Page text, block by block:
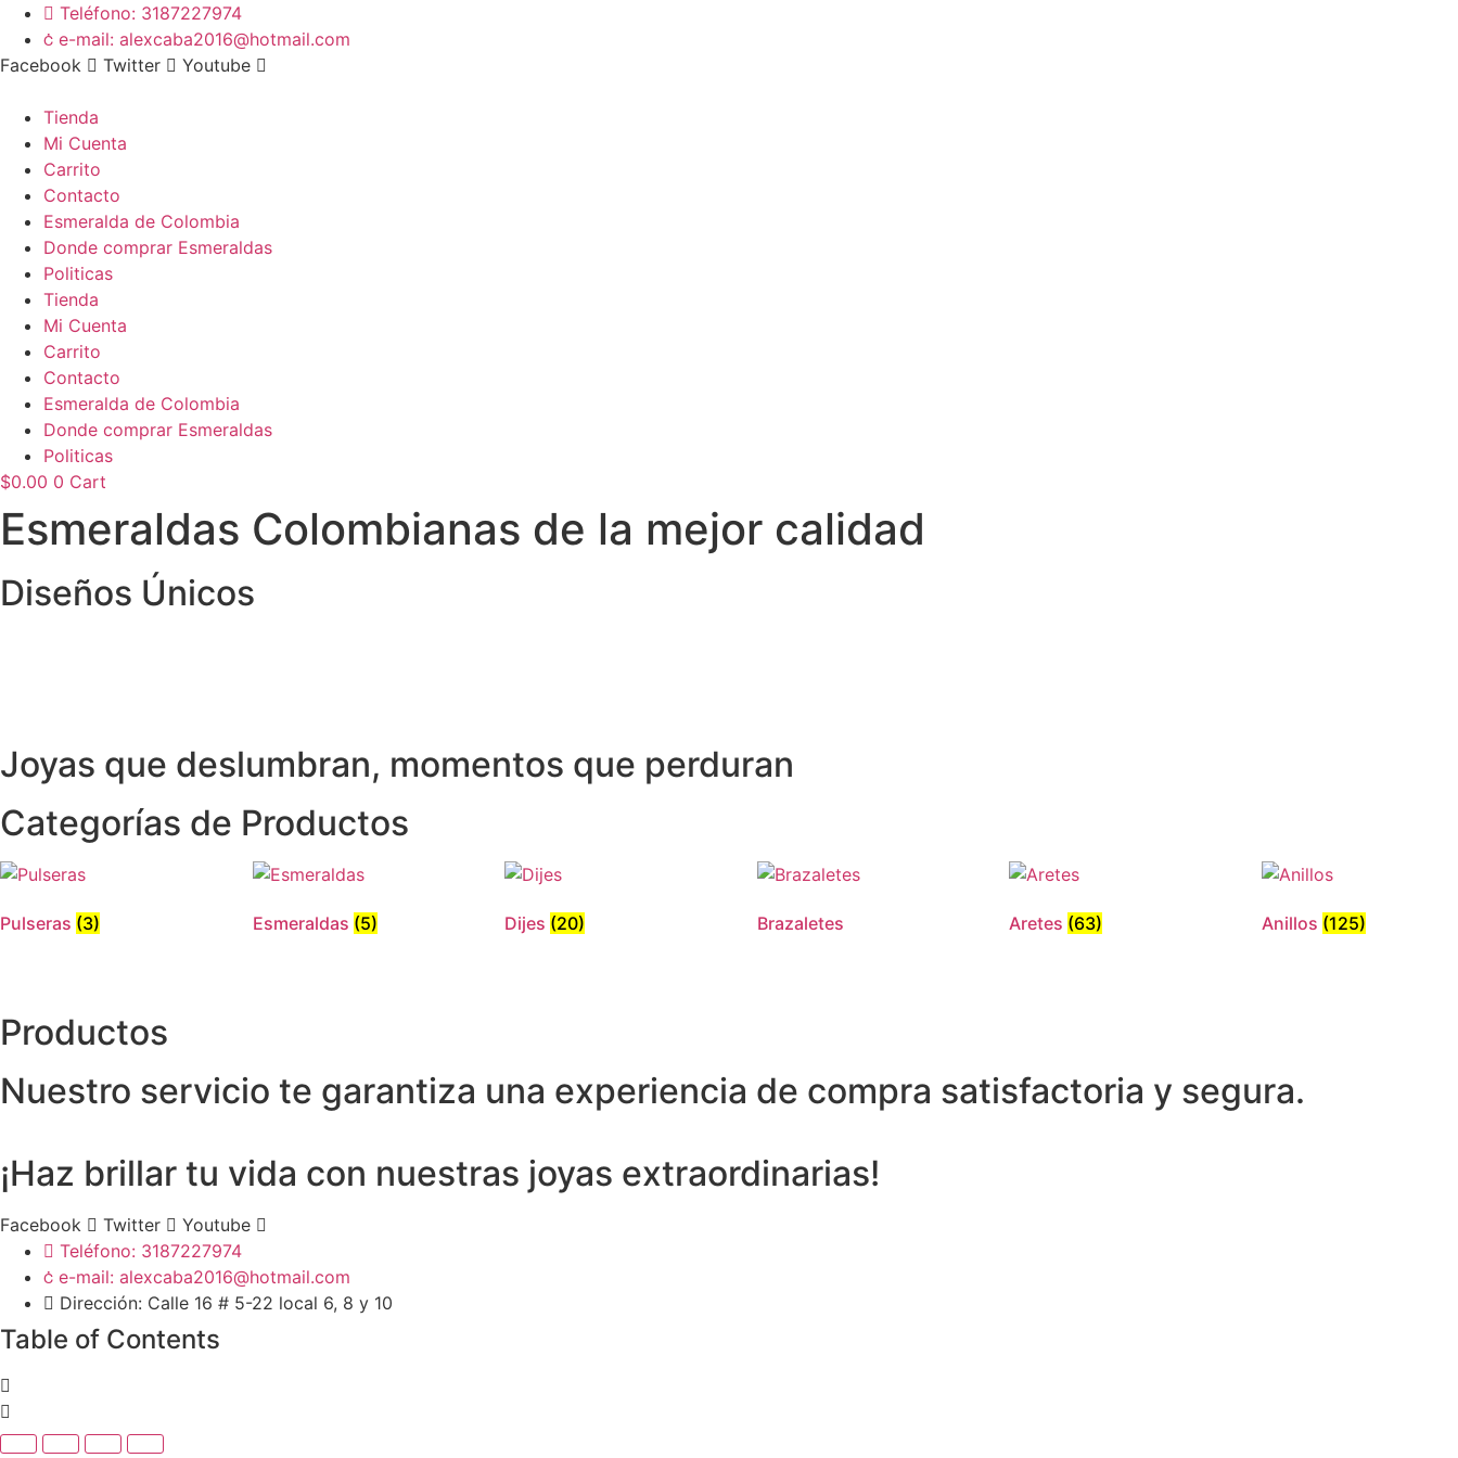
Teléfono: 3187227974
e-mail: alexcaba2016@hotmail.com
Facebook
Twitter Youtube
Tienda
Mi Cuenta
Carrito
Contacto
Esmeralda de Colombia
Donde comprar Esmeraldas
Politicas
Tienda
Mi Cuenta
Carrito
Contacto
Esmeralda de Colombia
Donde comprar Esmeraldas
Politicas
$0.00 0 Cart
Esmeraldas Colombianas de la mejor calidad
Diseños Únicos
Joyas que deslumbran, momentos que perduran
Categorías de Productos
Pulseras (3) Esmeraldas (5) Dijes (20) Brazaletes Aretes (63) Anillos (125)
Productos
Nuestro servicio te garantiza una experiencia de compra satisfactoria y segura.
¡Haz brillar tu vida con nuestras joyas extraordinarias!
Facebook Twitter
Youtube
Teléfono: 3187227974
e-mail: alexcaba2016@hotmail.com
Dirección: Calle 16 # 5-22 local 6, 8 y 10
Table of Contents